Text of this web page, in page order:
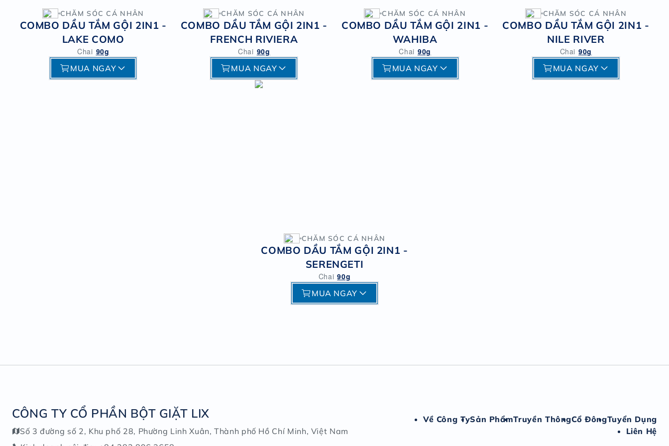
CHĂM SÓC CÁ NHÂN
COMBO DẦU TẮM GỘI 2IN1 -
LAKE COMO
Chai 90g
MUA NGAY
CHĂM SÓC CÁ NHÂN
COMBO DẦU TẮM GỘI 2IN1 -
FRENCH RIVIERA
Chai 90g
MUA NGAY
CHĂM SÓC CÁ NHÂN
COMBO DẦU TẮM GỘI 2IN1 -
WAHIBA
Chai 90g
MUA NGAY
CHĂM SÓC CÁ NHÂN
COMBO DẦU TẮM GỘI 2IN1 -
NILE RIVER
Chai 90g
MUA NGAY
CHĂM SÓC CÁ NHÂN
COMBO DẦU TẮM GỘI 2IN1 -
SERENGETI
Chai 90g
MUA NGAY
CÔNG TY CỔ PHẦN BỘT GIẶT LIX
Số 3 đường số 2, Khu phố 28, Phường Linh Xuân, Thành phố Hồ Chí Minh, Việt Nam
Về Công TySản PhẩmTruyền ThôngCổ ĐôngTuyển Dụng
Liên Hệ